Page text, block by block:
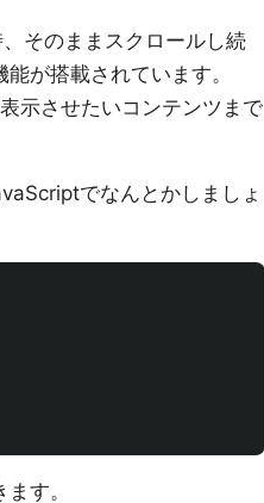
そのままスクロールし続
が搭載されています。
示させたいコンテンツまで
でなんとかしましょ
す。